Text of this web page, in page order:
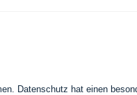
Datenschutz hat einen